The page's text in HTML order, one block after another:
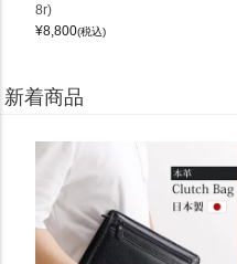
8r)
¥8,800(税込)
新着商品